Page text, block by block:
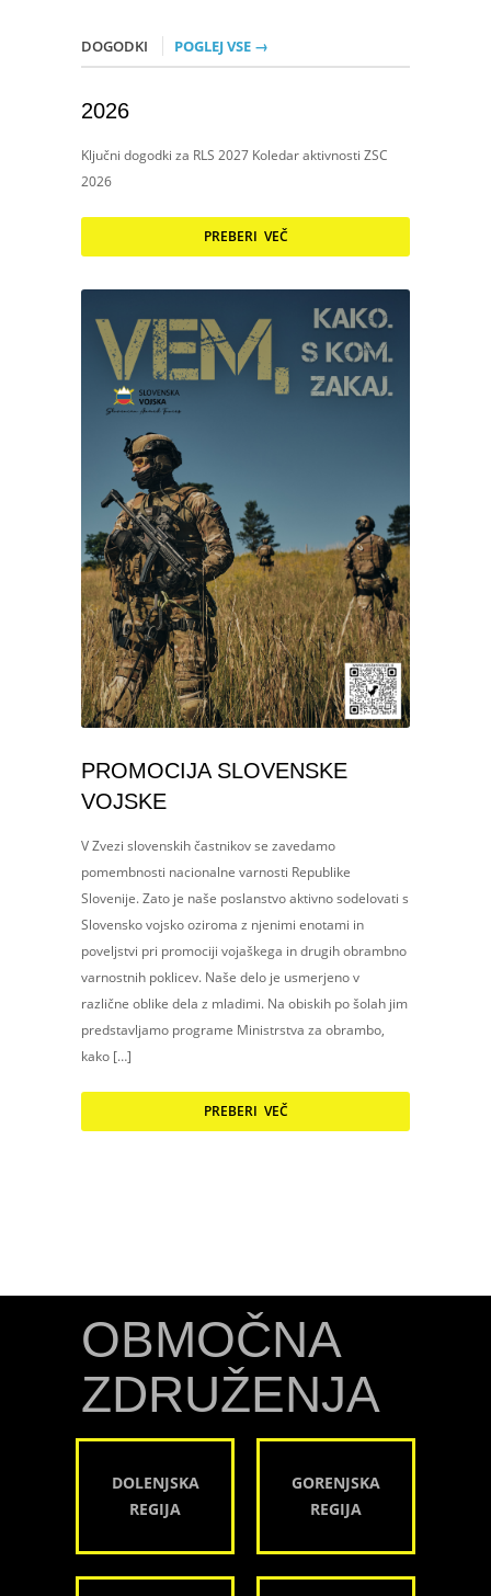
DOGODKI POGLEJ VSE →
2026
Ključni dogodki za RLS 2027 Koledar aktivnosti ZSC
2026
PREBERI VEČ
PROMOCIJA SLOVENSKE
VOJSKE
V Zvezi slovenskih častnikov se zavedamo
pomembnosti nacionalne varnosti Republike
Slovenije. Zato je naše poslanstvo aktivno sodelovati s
Slovensko vojsko oziroma z njenimi enotami in
poveljstvi pri promociji vojaškega in drugih obrambno
varnostnih poklicev. Naše delo je usmerjeno v
različne oblike dela z mladimi. Na obiskih po šolah jim
predstavljamo programe Ministrstva za obrambo,
kako […]
PREBERI VEČ
OBMOČNA
ZDRUŽENJA
DOLENJSKA
REGIJA
GORENJSKA
REGIJA